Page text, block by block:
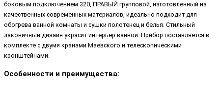
боковым подключением 320, ПРАВЫЙ групповой, изготовленный из
качественных современных материалов, идеально подходит для
обогрева ванной комнаты и сушки полотенец и белья. Стильный
лаконичный дизайн украсит интерьер ванной. Прибор поставляется в
комплекте с двумя кранами Маевского и телескопическими
кронштейнами.
Особенности и преимущества: